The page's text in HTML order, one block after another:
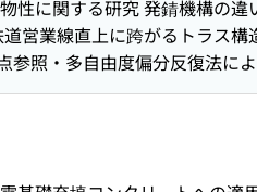
12月）
省エネルギー効果の検討 屋
の性状 高流動コンクリー
パネル工法のせん断耐荷特
システムとICTの活用 建
ーション用薬剤の改良実汚
性に関する研究 発錆機構の
営業線直上に跨がるトラス
照・多自由度偏分反復法に
遮音量可変型軽量遮音構造
るMPPの吸音特性に関する
試算について 東京都内の上
率向上への取り組み : 内装工